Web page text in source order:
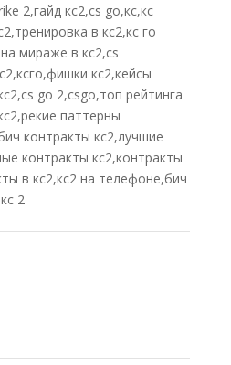
2,гайд кс2,cs go,кс,кс
в кс2,кс го
мираже в кс2,cs
кс2,кейсы
go 2,csgo,топ рейтинга
паттерны
контракты кс2,лучшие
контракты кс2,контракты
в кс2,кс2 на телефоне,бич
2